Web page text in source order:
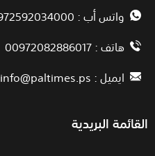
واتس أب : 00972592034000
هاتف : 00972082886017
ايميل :info@paltimes.ps
القائمة البريدية